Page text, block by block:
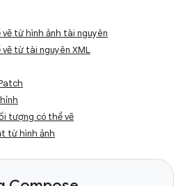
từ hình ảnh tài nguyên
từ tài nguyên XML
tượng có thể vẽ
từ hình ảnh